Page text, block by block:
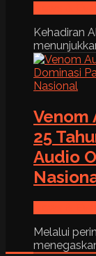
Kehadiran
Venom
25
Audio
Melalui